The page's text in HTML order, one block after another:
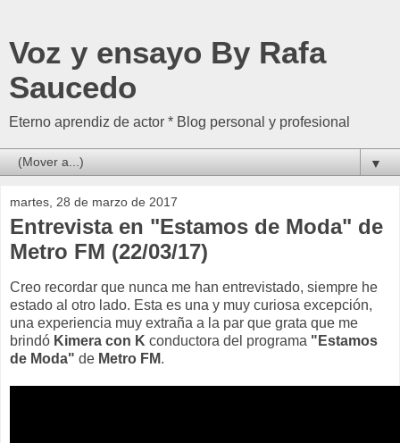
Voz y ensayo By Rafa
Saucedo
Eterno aprendiz de actor * Blog personal y profesional
▼
martes, 28 de marzo de 2017
Entrevista en "Estamos de Moda" de
Metro FM (22/03/17)
Creo recordar que nunca me han entrevistado, siempre he
estado al otro lado. Esta es una y muy curiosa excepción,
una experiencia muy extraña a la par que grata que me
brindó Kimera con K conductora del programa "Estamos
de Moda" de Metro FM.